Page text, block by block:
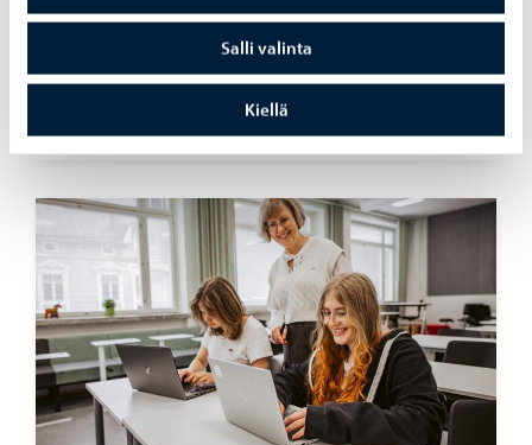
Salli valinta
Kiellä
Hu­le­ve­si­mak­su­jen las­ku­tus alkaa syys­kuus­sa
– mak­su­pe­rus­tei­ta on uu­dis­tet­tu vuo­del­le
2026